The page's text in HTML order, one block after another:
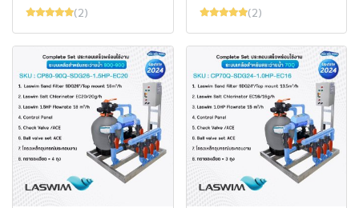
(2) (2)